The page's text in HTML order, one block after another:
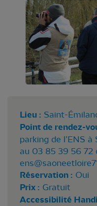
Lieu : Saint-
Point de rendez-
parking de l’ENS
au 03 85 39 56 72
Réservation : Oui
Prix : Gratuit
Accessibilité